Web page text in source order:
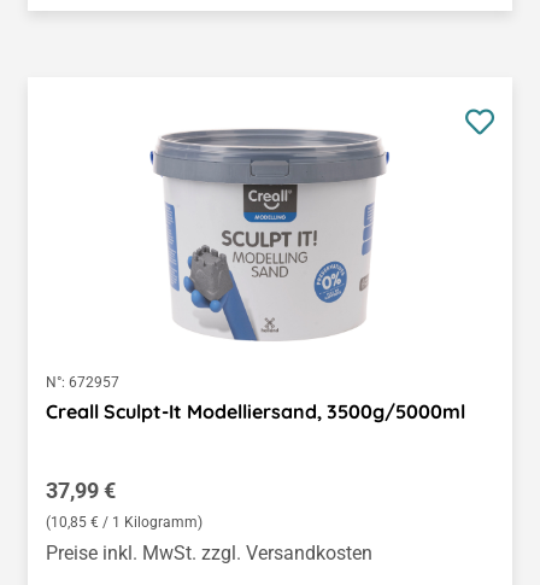
N°: 672957
Creall Sculpt-It Modelliersand, 3500g/5000ml
Regulärer Preis:
37,99 €
(10,85 € / 1 Kilogramm)
Preise inkl. MwSt. zzgl. Versandkosten